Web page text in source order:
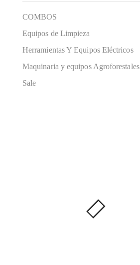
COMBOS
Equipos de Limpieza
Herramientas Y Equipos Eléctricos
Maquinaria y equipos Agroforestales
Sale